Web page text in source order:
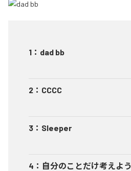
1 ： dad bb
2 ： CCCC
3 ： Sleeper
4 ： 自分のことだけ考えよう